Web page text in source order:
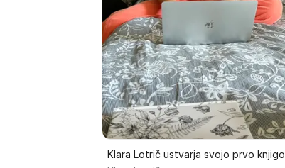
Klara Lotrič ustvarja svojo prvo knjigo